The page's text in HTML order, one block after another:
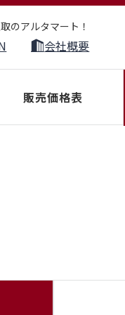
のアルタマート！
会社概要
販売価格表